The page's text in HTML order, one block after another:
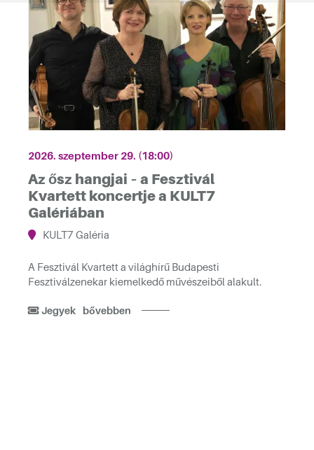
alkalmából!
2026. szeptember 29. (18:00)
Az ősz hangjai – a Fesztivál
Kvartett koncertje a KULT7
Galériában
KULT7 Galéria
A Fesztivál Kvartett a világhírű Budapesti
Fesztiválzenekar kiemelkedő művészeiből alakult.
Jegyek bővebben